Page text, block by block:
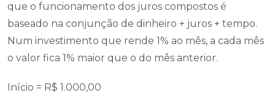
que o funcionamento dos juros compostos é
baseado na conjunção de dinheiro + juros + tempo.
Num investimento que rende 1% ao mês, a cada mês
o valor fica 1% maior que o do mês anterior.
Início = R$ 1.000,00